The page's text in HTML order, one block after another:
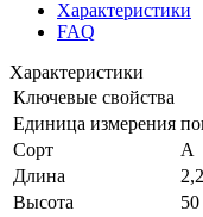
Характеристики
FAQ
Характеристики
Ключевые свойства
Единица измерения
Сорт
А
Длина
Высота
50